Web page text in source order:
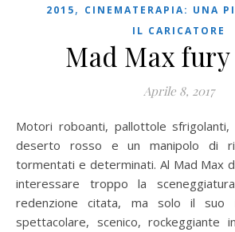
2015, CINEMATERAPIA: UNA
IL CARICATORE
Mad Max
Aprile 8, 2017
Motori roboanti, pallottole sfrigolanti, candide veneri nel
deserto rosso e un manipolo di
tormentati e determinati. Al Mad Max
interessare troppo la
redenzione citata, ma solo il suo
spettacolare, scenico, rockeggiante